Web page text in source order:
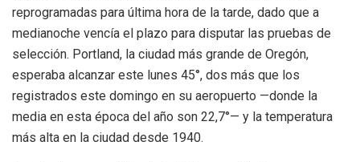
reprogramadas para última hora de la tarde, dado que a
medianoche vencía el plazo para disputar las pruebas de
selección. Portland, la ciudad más grande de Oregón,
esperaba alcanzar este lunes 45°, dos más que los
registrados este domingo en su aeropuerto —donde la
media en esta época del año son 22,7°— y la temperatura
más alta en la ciudad desde 1940.